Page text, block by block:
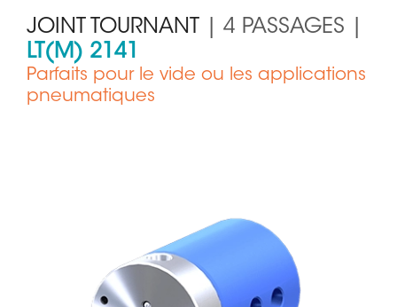
JOINT TOURNANT
| 4 PASSAGES |
LT(M) 2141
Parfaits pour le vide ou les applications
pneumatiques